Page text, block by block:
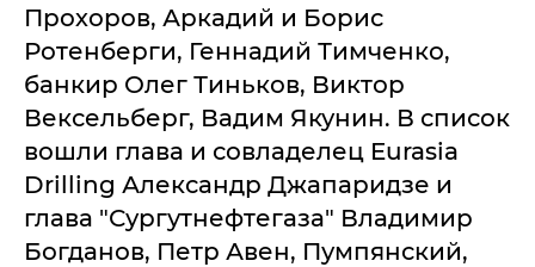
Прохоров, Аркадий и Борис
Ротенберги, Геннадий Тимченко,
банкир Олег Тиньков, Виктор
Вексельберг, Вадим Якунин. В список
вошли глава и совладелец Eurasia
Drilling Александр Джапаридзе и
глава "Сургутнефтегаза" Владимир
Богданов, Петр Авен, Пумпянский,